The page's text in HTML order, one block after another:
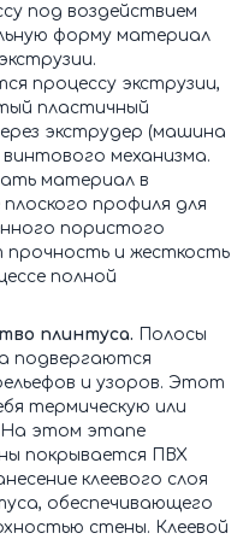
под воздействием
форму материал
процессу экструзии,
пластичный
экструдер (машина
механизма.
материал в
профиля для
пористого
и жесткость
полной
плинтуса. Полосы
подвергаются
и узоров. Этот
термическую или
На этом этапе
покрывается ПВХ
клеевого слоя
обеспечивающего
стены. Клеевой